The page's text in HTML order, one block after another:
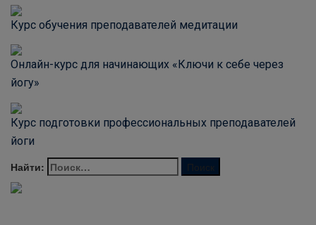
Курс обучения преподавателей медитации
Онлайн-курс для начинающих «Ключи к себе через
йогу»
Курс подготовки профессиональных преподавателей
йоги
Найти: